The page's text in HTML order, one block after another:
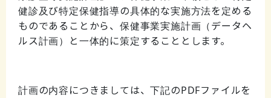
健診及び特定保健指導の具体的な実施方法を定める
ものであることから、保健事業実施計画（データヘ
ルス計画）と一体的に策定することとします。
計画の内容につきましては、下記のPDFファイルを